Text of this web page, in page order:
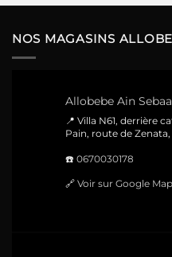
NOS MAGASINS
Allobebe Ain Sebaa
📍 Villa N61, derrière
Pain, route de
☎️ 0670030178
🔗 Voir sur Google